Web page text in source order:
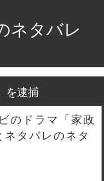
ネタバレ
を逮捕
のドラマ「家政
タバレのネタ